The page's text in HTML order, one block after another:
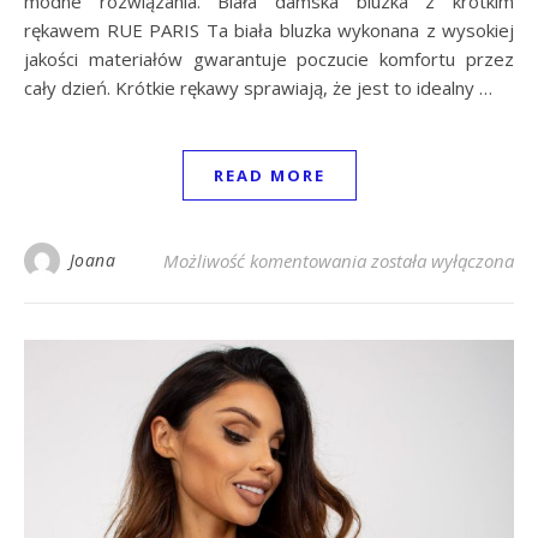
rękawem RUE PARIS Ta biała bluzka wykonana z wysokiej
jakości materiałów gwarantuje poczucie komfortu przez
cały dzień. Krótkie rękawy sprawiają, że jest to idealny …
READ MORE
Joana Możliwość komentowania Biała damska
została wyłączona